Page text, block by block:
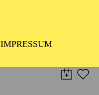
IMPRESSUM